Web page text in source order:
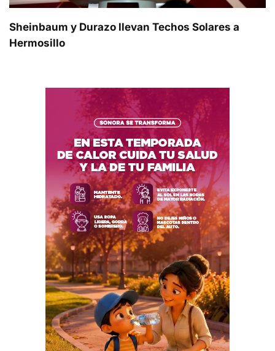
Sheinbaum y Durazo llevan Techos Solares a
Hermosillo